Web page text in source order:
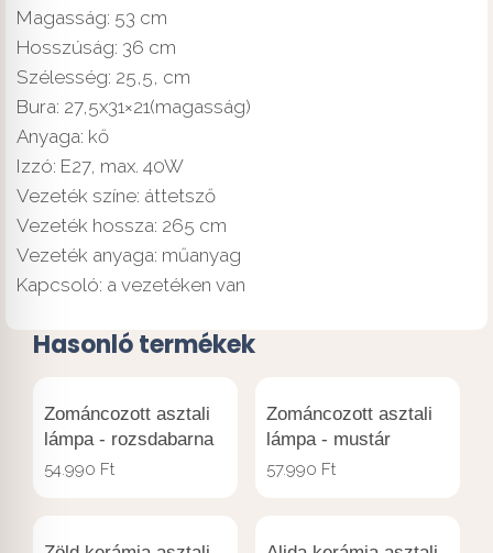
Magasság: 53 cm
Hosszúság: 36 cm
Szélesség: 25,5, cm
Bura: 27,5x31×21(magasság)
Anyaga: kő
Izzó: E27, max. 40W
Vezeték színe: áttetsző
Vezeték hossza: 265 cm
Vezeték anyaga: műanyag
Kapcsoló: a vezetéken van
Hasonló termékek
Zománcozott asztali
lámpa - rozsdabarna
54.990 Ft
Zománcozott asztali
lámpa - mustár
57.990 Ft